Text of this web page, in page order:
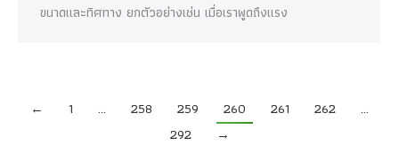
ขนาดและทิศทาง ยกตัวอย่างเช่น เมื่อเราพูดถึงแรง
← 1 … 258 259 260 261 262
…
292
→